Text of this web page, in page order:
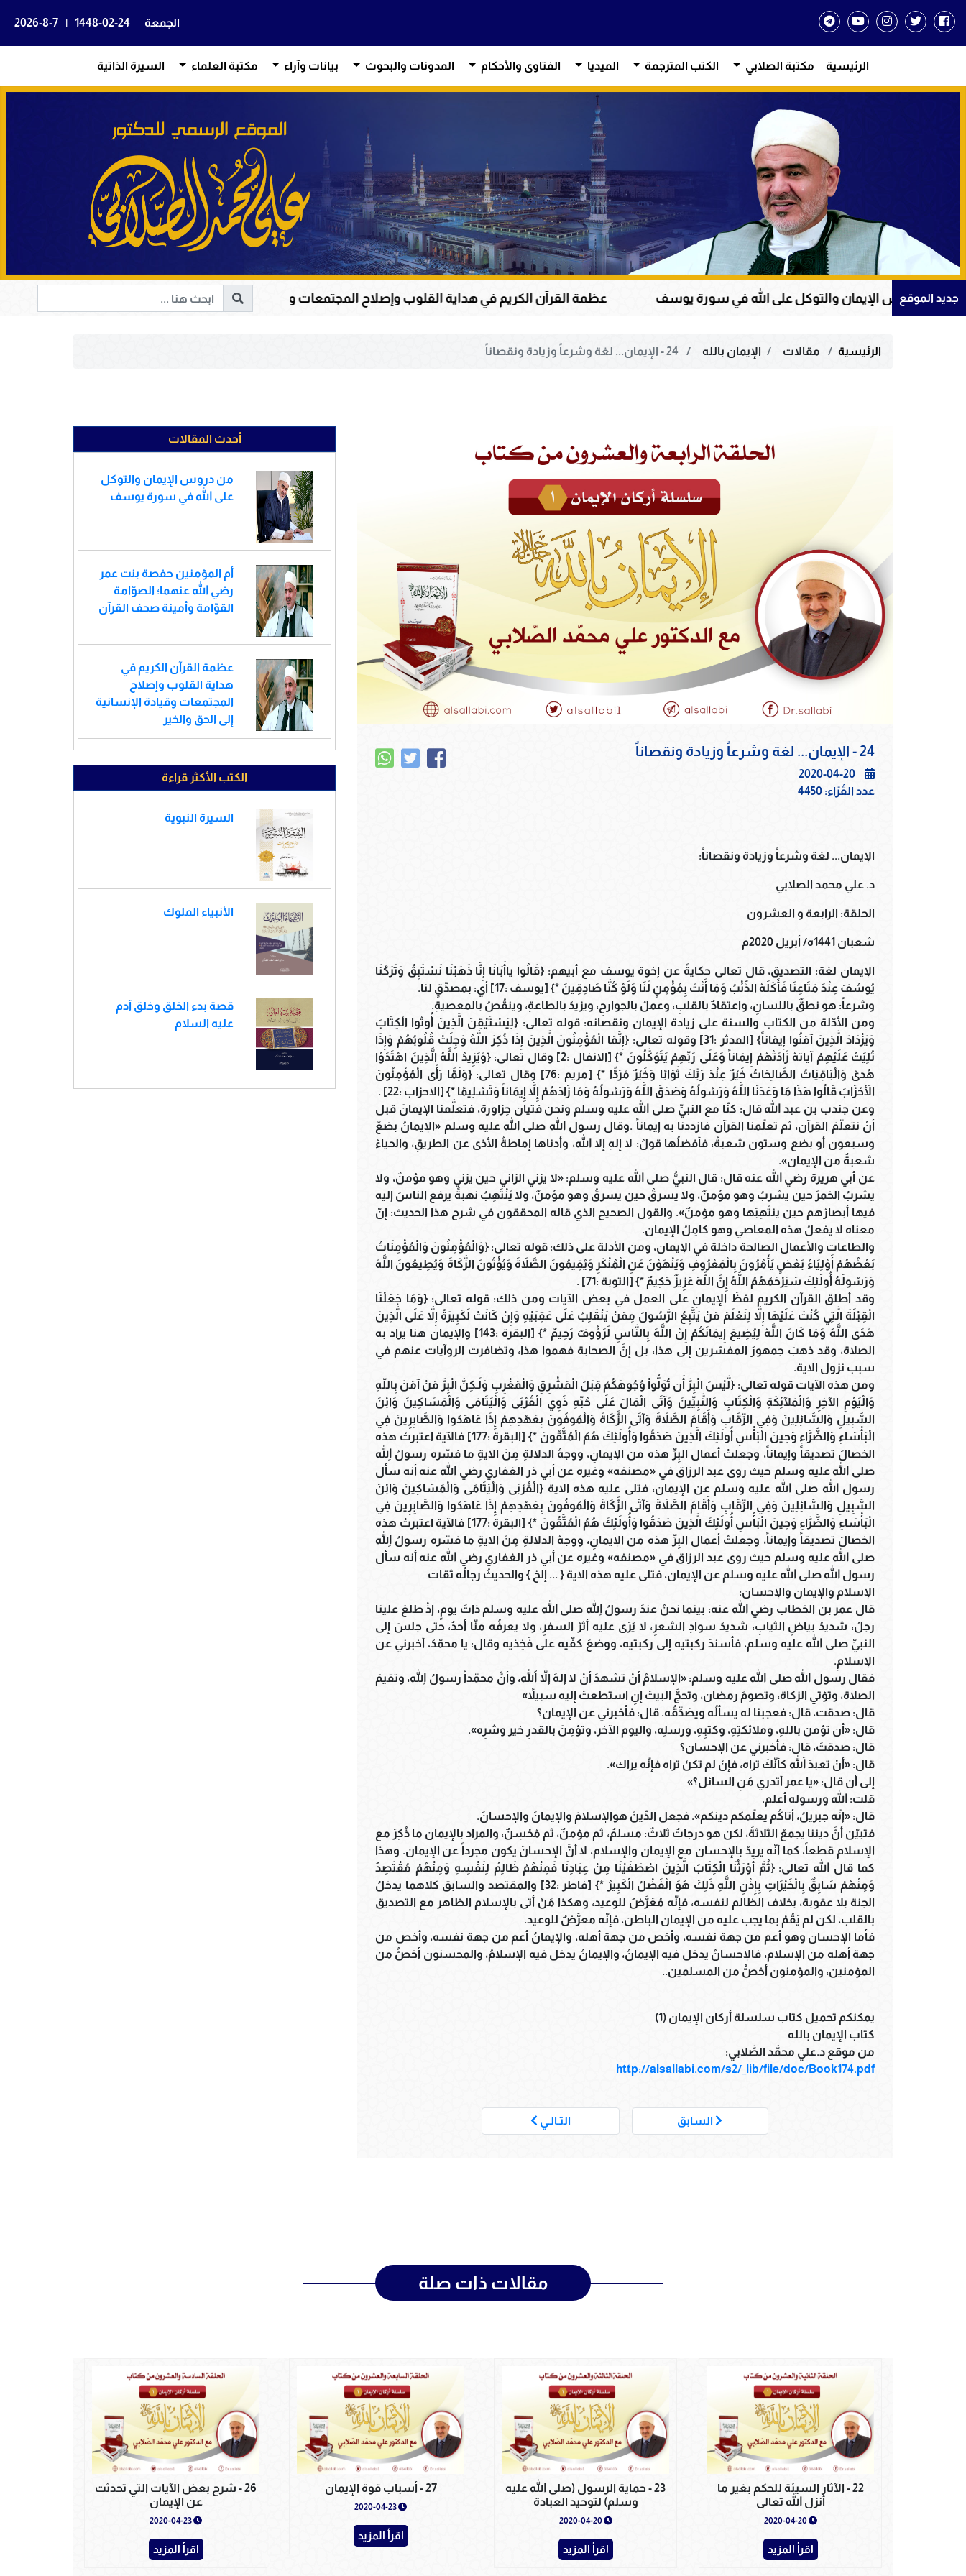
الجمعة 1448-02-24
|
2026-8-7
الرئيسية مكتبة الصلابي الكتب المترجمة الميديا الفتاوى والأحكام المدونات والبحوث بيانات وآراء مكتبة العلماء السيرة الذاتية
جديد الموقع
والتوكل على الله في سورة يوسف عظمة القرآن الكريم في هداية القلوب وإصلاح المجتمعات وقيادة الإنسانية إلى الحق والخير أم المؤمنين حفصة بنت عمر
الرئيسية مقالات الإيمان بالله
24 - الإيمان... لغة وشرعاً وزيادة ونقصاناً
2020-04-20
عدد القُرّاء: 4450
الإيمان... لغة وشرعاً وزيادة ونقصاناً:
د. علي محمد الصلابي
الحلقة: الرابعة و العشرون
شعبان 1441ه/ أبريل 2020م
الإيمان لغة: التصديق، قال تعالى حكايةً عن إخوة يوسف مع أبيهم: {قَالُوا ياأَبَانَا إِنَّا ذَهَبْنَا نَسْتَبِقُ وَتَرَكْنَا
يُوسُفَ عِنْدَ مَتَاعِنَا فَأَكَلَهُ الذِّئْبُ وَمَا أَنْتَ بِمُؤْمِنٍ لَنَا وَلَوْ كُنَّا صَادِقِينَ *} [يوسف :17] أي: بمصدِّقٍ لنا.
وشرعاً: هو نطقٌ باللسانِ، واعتقادٌ بالقلبِ، وعملٌ بالجوارحِ، ويزيدُ بالطاعةِ، وينقُصُ بالمعصيةِ.
ومن الأدّلة من الكتاب والسنة على زيادة الإيمان ونقصانه: قوله تعالى: {لِيَسْتَيْقِنَ الَّذِينَ أُوتُوا الْكِتَابَ
وَيَزْدَادَ الَّذِينَ آمَنُوا إِيمَاناً} [المدثر :31] وقوله تعالى: {إِنَّمَا الْمُؤْمِنُونَ الَّذِينَ إِذَا ذُكِرَ اللَّهُ وَجِلَتْ قُلُوبُهُمْ وَإِذَا
تُلِيَتْ عَلَيْهِمْ آياتهُ زَادَتْهُمْ إِيمَاناً وَعَلَى رَبِّهِمْ يَتَوَكَّلُونَ *} [الانفال :2] وقال تعالى: {وَيَزِيدُ اللَّهُ الَّذِينَ اهْتَدَوْا
هُدىً وَالْبَاقِيَاتُ الصَّالِحَاتُ خَيْرٌ عِنْدَ رَبِّكَ ثَوَابًا وَخَيْرٌ مَرَدًّا *} [مريم :76] وقال تعالى: {وَلَمَّا رَأَى الْمُؤْمِنُونَ
الأَحْزَابَ قَالُوا هَذَا مَا وَعَدَنَا اللَّهُ وَرَسُولُهُ وَصَدَقَ اللَّهُ وَرَسُولُهُ وَمَا زَادَهُمْ إِلاَّ إِيمَاناً وَتَسْلِيمًا *} [الاحزاب :22] .
وعن جندب بن عبد الله قال: كنّا مع النبيِّ صلى الله عليه وسلم ونحن فتيان حِزاورة، فتعلَّمنا الإيمانَ قبل
أنْ نتعلّمَ القرآن، ثم تعلّمنا القرآن فازددنا به إيماناً .وقال رسول الله صلى الله عليه وسلم «الإيمانُ بضعٌ
وسبعون أو بضع وستون شعبةً، فأفضلُها قولُ: لا إلهِ إلا الله، وأدناها إماطةُ الأذى عن الطريقِ، والحياءُ
شعبةٌ من الإيمان».
عن أبي هريرة رضي الله عنه قال: قال النبيُّ صلى الله عليه وسلم: «لا يزني الزاني حين يزني وهو مؤمنٌ، ولا
يشربُ الخمرَ حين يشربُ وهو مؤمنٌ، ولا يسرقُ حين يسرقُ وهو مؤمنٌ، ولا يَنْتَهِبُ نهبةً يرفع الناسَ إليه
فيها أبصارُهم حين ينتَهِبَها وهو مؤمنٌ». والقول الصحيح الذي قاله المحققون في شرح هذا الحديث: إنّ
معناه لا يفعلُ هذه المعاصي وهو كامِلُ الإيمان.
والطاعات والأعمال الصالحة داخلة في الإيمان، ومن الأدلة على ذلك: قوله تعالى: {وَالْمُؤْمِنُونَ وَالْمُؤْمِنَاتُ
بَعْضُهُمْ أَوْلِيَاءُ بَعْضٍ يَأْمُرُونَ بِالْمَعْرُوفِ وَيَنْهَوْنَ عَنِ الْمُنْكَرِ وَيُقِيمُونَ الصَّلاَةَ وَيُؤْتُونَ الزَّكَاةَ وَيُطِيعُونَ اللَّهَ
وَرَسُولَهُ أُولَئِكَ سَيَرْحَمُهُمُ اللَّهُ إِنَّ اللَّهَ عَزِيزٌ حَكِيمٌ *} [التوبة :71] .
وقد أطلق القرآن الكريم لفظَ الإيمانِ على العمل في بعض الآيات ومن ذلك: قوله تعالى: {وَمَا جَعَلْنَا
الْقِبْلَةَ الَّتِي كُنْتَ عَلَيْهَا إِلاَّ لِنَعْلَمَ مَنْ يَتَّبِعُ الرَّسُولَ مِمَنْ يَنْقَلِبُ عَلَى عَقِبَيْهِ وَإِنْ كَانَتْ لَكَبِيرَةً إِلاَّ عَلَى الَّذِينَ
هَدَى اللَّهُ وَمَا كَانَ اللَّهُ لِيُضِيعَ إِيمَانَكُمْ إِنْ اللَّهَ بِالنَّاسِ لَرَؤُوفٌ رَحِيمٌ *} [البقرة :143] والإيمان هنا يراد به
الصلاة، وقد ذهبَ جمهورُ المفسّرين إلى هذا، بل إنَّ الصحابة فهموا هذا، وتضافرت الروآيات عنهم في
سبب نزول الاية.
ومن هذه الآيات قوله تعالى: {لَّيْسَ الْبِرَّ أَن تُوَلُّواْ وُجُوهَكُمْ قِبَلَ الْمَشْرِقِ وَالْمَغْرِبِ وَلَـكِنَّ الْبِرَّ مَنْ آمَنَ بِاللّهِ
وَالْيَوْمِ الآخِرِ وَالْمَلآئِكَةِ وَالْكِتَابِ وَالنَّبِيِّينَ وَآتَى الْمَالَ عَلَى حُبِّهِ ذَوِي الْقُرْبَى وَالْيَتَامَى وَالْمَسَاكِينَ وَابْنَ
السَّبِيلِ وَالسَّائِلِينَ وَفِي الرِّقَابِ وَأَقَامَ الصَّلاَةَ وَآتَى الزَّكَاةَ وَالْمُوفُونَ بِعَهْدِهِمْ إِذَا عَاهَدُوا وَالصَّابِرِينَ فِي
الْبَأْسَاءِ وَالضَّرَّاءِ وَحِينَ الْبَأْسِ أُولَئِكَ الَّذِينَ صَدَقُوا وَأُولَئِكَ هُمُ الْمُتَّقُونَ *} [البقرة :177] فالآية اعتبرتْ هذه
الخصالَ تصديقاً وإيماناً، وجعلتْ أعمال البِرِّ هذه من الإيمانِ، ووجهُ الدلالةِ مِنَ الايةِ ما فسّره رسولُ اللهِ
صلى الله عليه وسلم حيث روى عبد الرزاق في «مصنفه» وغيره عن أبي ذر الغفاري رضي الله عنه أنه سأل
رسول الله صلى الله عليه وسلم عن الإيمان، فتلى عليه هذه الاية {الْقُرْبَى وَالْيَتَامَى وَالْمَسَاكِينَ وَابْنَ
السَّبِيلِ وَالسَّائِلِينَ وَفِي الرِّقَابِ وَأَقَامَ الصَّلاَةَ وَآتَى الزَّكَاةَ وَالْمُوفُونَ بِعَهْدِهِمْ إِذَا عَاهَدُوا وَالصَّابِرِينَ فِي
الْبَأْسَاءِ وَالضَّرَّاءِ وَحِينَ الْبَأْسِ أُولَئِكَ الَّذِينَ صَدَقُوا وَأُولَئِكَ هُمُ الْمُتَّقُونَ *} [البقرة :177] فالآية اعتبرتْ هذه
الخصالَ تصديقاً وإيماناً، وجعلتْ أعمال البِرِّ هذه من الإيمانِ، ووجهُ الدلالةِ مِنَ الايةِ ما فسّره رسولُ اللهِ
صلى الله عليه وسلم حيث روى عبد الرزاق في «مصنفه» وغيره عن أبي ذر الغفاري رضي الله عنه أنه سأل
رسول الله صلى الله عليه وسلم عن الإيمان، فتلى عليه هذه الاية { ... إلخ } والحديثُ رجالُه ثقات
الإسلام والإيمان والإحسان:
قال عمر بن الخطاب رضي الله عنه: بينما نحنُ عندَ رسولُ اللهِ صلى الله عليه وسلم ذاتَ يومٍ، إذْ طلعَ علينا
رجلٌ، شديدُ بياضِ الثيابِ، شديدُ سوادِ الشعرِ، لا يُرَى عليه أثرُ السفرِ، ولا يعرفُه منّا أحدٌ، حتى جلسَ إلى
النبيِّ صلى الله عليه وسلم، فأسندَ ركبتيه إلى ركبتيه، ووضعَ كفّيه على فَخِذيه وقال: يا محمّدُ، أخبرني عن
الإسلامِ.
فقال رسول الله صلى الله عليه وسلم: «الإسلامُ أنْ تشهدَ أنْ لا إلهَ إلاّ اللهُ، وأنَّ محمّداً رسولُ اللهِ، وتقيمَ
الصلاة، وتؤتي الزكاة، وتصومَ رمضان، وتحجَّ البيتَ إنِ استطعتَ إليه سبيلاً»
قال: صدقت، قال: فعجبنا له يسألُه ويصَدِّقُه. قال: فأخبرني عن الإيمان؟
قال: «أن تؤمن باللهِ، وملائكتِهِ، وكتبِهِ، ورسلِه، واليوم الآخر، وتؤمِنَ بالقدرِ خير وشرِه».
قال: صدقتَ، قال: فأخبرني عن الإحسان؟
قال: «أنْ تعبدَ اللهَ كأنّكَ تراه، فإنْ لم تكنْ تراه فإنّه يراك».
إلى أن قال: «يا عمر أتدري مَنِ السائل؟»
قلت: الله ورسوله أعلم.
قال: «إنّه جبريلُ، أتاكُم يعلّمكم دينكم». فجعل الدِّينَ هوالإسلامَ والإيمانَ والإحسانَ.
فتبيّن أنَّ ديننا يجمعُ الثلاثةَ، لكن هو درجاتٌ ثلاثٌ: مسلمٌ، ثم مؤمنٌ، ثم مُحْسِنٌ، والمراد بالإيمان ما ذُكِرَ مع
الإسلام قطعاً، كما أنّه يريدُ بالإحسان مع الإيمان والإسلام، لا أنَّ الإحسانَ يكون مجرداً عن الإيمان. وهذا
كما قال الله تعالى: {ثُمَّ أَوْرَثْنَا الْكِتَابَ الَّذِينَ اصْطَفَيْنَا مِنْ عِبَادِنَا فَمِنْهُمْ ظَالِمٌ لِنَفْسِهِ وَمِنْهُمْ مُقْتَصِدٌ
وَمِنْهُمْ سَابِقٌ بِالْخَيْرَاتِ بِإِذْنِ اللَّهِ ذَلِكَ هُوَ الْفَضْلُ الْكَبِيرُ *} [فاطر :32] والمقتصد والسابق كلاهما يدخلُ
الجنة بلا عقوبة، بخلاف الظالم لنفسه، فإنّه مُعَرَّضٌ للوعيد، وهكذا مَنْ أتى بالإسلام الظاهر مع التصديق
بالقلب، لكن لم يَقُمْ بما يجب عليه من الإيمان الباطن، فإنّه معرَّضٌ للوعيد.
فأما الإحسان وهو أعم من جهة نفسه، وأخص من جهة أهله، والإيمانُ أعم من جهة نفسه، وأخص من
جهة أهله من الإسلام، فالإحسانُ يدخل فيه الإيمانُ، والإيمانُ يدخل فيه الإسلامُ، والمحسنون أخصُّ من
المؤمنين، والمؤمنون أخصُّ من المسلمين..
يمكنكم تحميل كتاب سلسلة أركان الإيمان (1)
كتاب الإيمان بالله
من موقع د.علي محمَّد الصَّلابي:
http://alsallabi.com/s2/_lib/file/doc/Book174.pdf
السابق التـالـي
أحدث المقالات
من دروس الإيمان والتوكل
على الله في سورة يوسف
أم المؤمنين حفصة بنت عمر
رضي الله عنهما؛ الصوّامة
القوّامة وأمينة صحف القرآن
عظمة القرآن الكريم في
هداية القلوب وإصلاح
المجتمعات وقيادة الإنسانية
إلى الحق والخير
الكتب الأكثر قراءة
السيرة النبوية
الأنبياء الملوك
قصة بدء الخلق وخلق آدم
عليه السلام
مقالات ذات صلة
22 - الآثار السيئة للحكم بغير ما
أنزل الله تعالى
2020-04-20
اقرأ المزيد
23 - حماية الرسول (صلى الله عليه
وسلم) لتوحيد العبادة
2020-04-20
اقرأ المزيد
27 - أسباب قوة الإيمان
اقرأ المزيد
26 - شرح بعض الآيات التي تحدثت
عن الإيمان
اقرأ المزيد